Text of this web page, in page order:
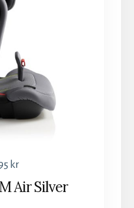
kr
Air Silver